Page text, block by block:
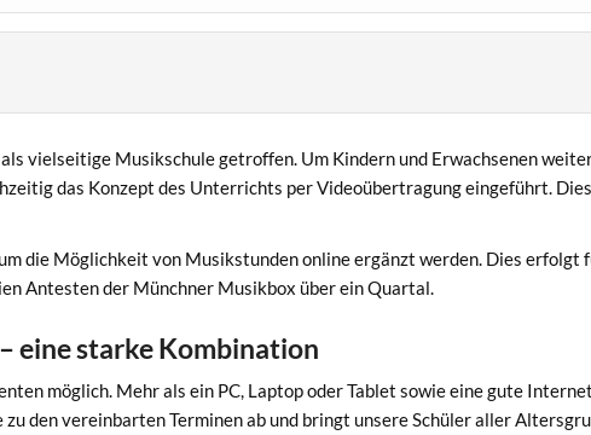
vielseitige Musikschule getroffen. Um Kindern und Erwachsenen
das Konzept des Unterrichts per Videoübertragung eingeführt.
die Möglichkeit von Musikstunden online ergänzt werden. Dies erfolgt
Antesten der Münchner Musikbox über ein Quartal.
eine starke Kombination
möglich. Mehr als ein PC, Laptop oder Tablet sowie eine gute
den vereinbarten Terminen ab und bringt unsere Schüler aller